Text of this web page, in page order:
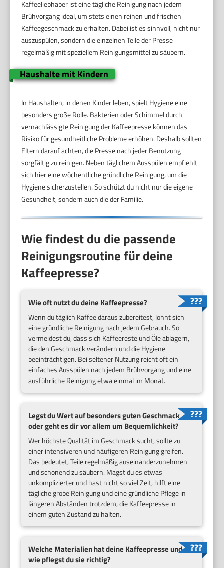
Kaffeeliebhaber ist eine tägliche Reinigung nach jedem
Brühvorgang ideal, um stets einen reinen und frischen
Kaffeegeschmack zu erhalten. Dabei ist es sinnvoll, nicht nur
auszuspülen, sondern die einzelnen Teile der Presse
regelmäßig mit speziellem Reinigungsmittel zu säubern.
Haushalte mit Kindern
In Haushalten, in denen Kinder leben, spielt Hygiene eine
besonders große Rolle. Bakterien oder Schimmel durch
vernachlässigte Reinigung der Kaffeepresse können das
Risiko für gesundheitliche Probleme erhöhen. Deshalb sollten
Eltern darauf achten, die Presse nach jeder Benutzung
sorgfältig zu reinigen. Neben täglichem Ausspülen empfiehlt
sich hier eine wöchentliche gründliche Reinigung, um die
Hygiene sicherzustellen. So schützt du nicht nur die eigene
Gesundheit, sondern auch die der Familie.
Wie findest du die passende
Reinigungsroutine für deine
Kaffeepresse?
Wie oft nutzt du deine Kaffeepresse?
Wenn du täglich Kaffee daraus zubereitest, lohnt sich
eine gründliche Reinigung nach jedem Gebrauch. So
vermeidest du, dass sich Kaffeereste und Öle ablagern,
die den Geschmack verändern und die Hygiene
beeinträchtigen. Bei seltener Nutzung reicht oft ein
einfaches Ausspülen nach jedem Brühvorgang und eine
ausführliche Reinigung etwa einmal im Monat.
Legst du Wert auf besonders guten Geschmack
oder geht es dir vor allem um Bequemlichkeit?
Wer höchste Qualität im Geschmack sucht, sollte zu
einer intensiveren und häufigeren Reinigung greifen.
Das bedeutet, Teile regelmäßig auseinanderzunehmen
und schonend zu säubern. Magst du es etwas
unkomplizierter und hast nicht so viel Zeit, hilft eine
tägliche grobe Reinigung und eine gründliche Pflege in
längeren Abständen trotzdem, die Kaffeepresse in
einem guten Zustand zu halten.
Welche Materialien hat deine Kaffeepresse und
wie pflegst du sie richtig?